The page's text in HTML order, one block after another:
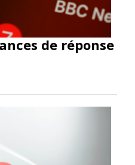
de réponse